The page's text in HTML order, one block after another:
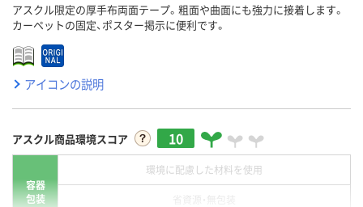
アスクル限定の厚手布両面テープ。粗面や曲面にも強力に接着します。
カーペットの固定、ポスター掲示に便利です。
アイコンの説明
アスクル商品環境スコア 10
容器
包装
環境に配慮した材料を使用